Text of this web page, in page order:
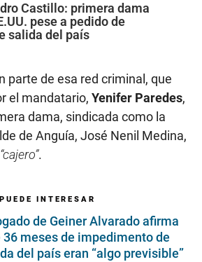
Castillo: primera dama
pese a pedido de
salida del país
parte de esa red criminal, que
el mandatario, Yenifer Paredes,
dama, sindicada como la
de Anguía, José Nenil Medina,
“cajero”.
INTERESAR
de Geiner Alvarado afirma
36 meses de impedimento de
del país eran “algo previsible”